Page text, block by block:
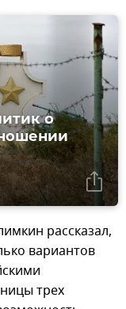
о
рассказал,
вариантов
трех